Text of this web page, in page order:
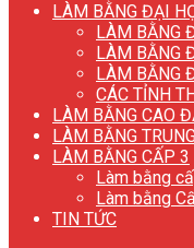
LÀM BẰNG ĐẠI
LÀM BẰNG
LÀM BẰNG
LÀM BẰNG
CÁC TỈNH
LÀM BẰNG CAO
LÀM BẰNG
LÀM BẰNG CẤP 3
Làm bằng
Làm bằng
TIN TỨC